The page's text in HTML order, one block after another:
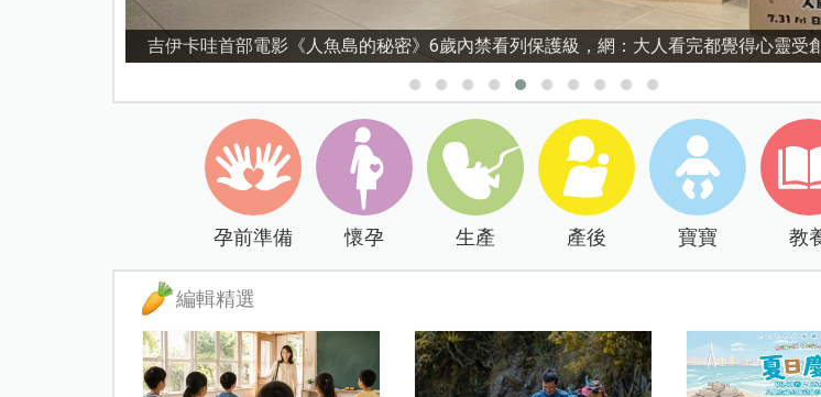
資優教育15問！師鐸獎名師陳宥妤：資優教育的核心，不是成績而是讀懂孩子的心理準
孕前準備 懷孕 生產 產後 寶寶 教
編輯精選